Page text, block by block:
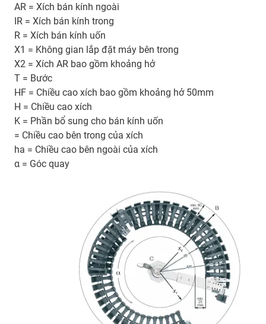
AR = Xích bán kính ngoài
IR = Xích bán kính trong
R = Xích bán kính uốn
X1 = Không gian lắp đặt máy bên trong
X2 = Xích AR bao gồm khoảng hở
T = Bước
HF = Chiều cao xích bao gồm khoảng hở 50mm
H = Chiều cao xích
K = Phần bổ sung cho bán kính uốn
= Chiều cao bên trong của xích
ha = Chiều cao bên ngoài của xích
α = Góc quay